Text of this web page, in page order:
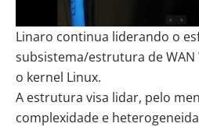
Linaro continua liderando o
subsistema/estrutura de WAN
o kernel Linux.
A estrutura visa lidar, pelo
complexidade e